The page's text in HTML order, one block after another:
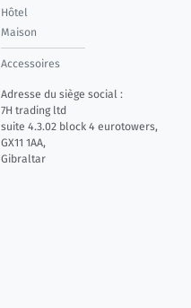
Hôtel
Maison
Accessoires
Adresse du siège social :
7H trading ltd
suite 4.3.02 block 4 eurotowers,
GX11 1AA,
Gibraltar